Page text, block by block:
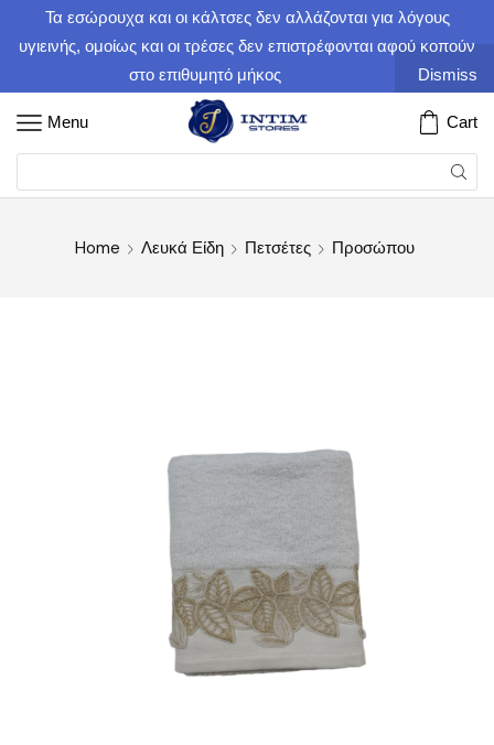
Τα εσώρουχα και οι κάλτσες δεν αλλάζονται για λόγους
υγιεινής, ομοίως και οι τρέσες δεν επιστρέφονται αφού κοπούν
στο επιθυμητό μήκος
Dismiss
Menu Cart
Home Λευκά Είδη Πετσέτες Προσώπου